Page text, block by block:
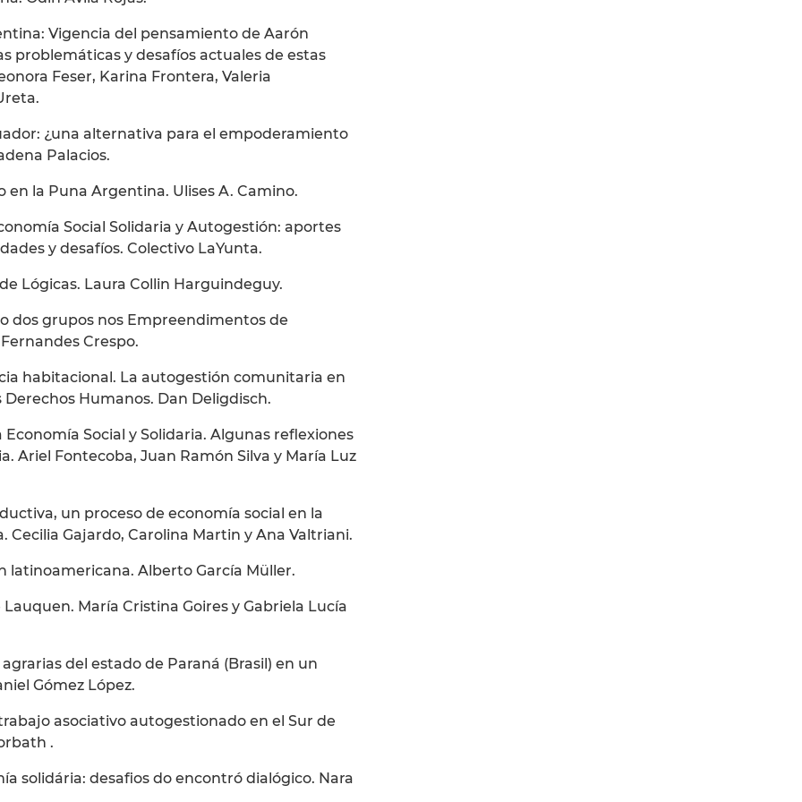
Vigencia del pensamiento de Aarón
problemáticas y desafíos actuales de estas
Feser, Karina Frontera, Valeria
¿una alternativa para el empoderamiento
Palacios.
en la Puna Argentina. Ulises A. Camino.
Social Solidaria y Autogestión: aportes
y desafíos. Colectivo LaYunta.
Lógicas. Laura Collin Harguindeguy.
dos grupos nos Empreendimentos de
Crespo.
habitacional. La autogestión comunitaria en
Humanos. Dan Deligdisch.
Social y Solidaria. Algunas reflexiones
Ariel Fontecoba, Juan Ramón Silva y María Luz
un proceso de economía social en la
Gajardo, Carolina Martin y Ana Valtriani.
latinoamericana. Alberto García Müller.
María Cristina Goires y Gabriela Lucía
del estado de Paraná (Brasil) en un
Gómez López.
asociativo autogestionado en el Sur de
.
solidária: desafios do encontró dialógico. Nara